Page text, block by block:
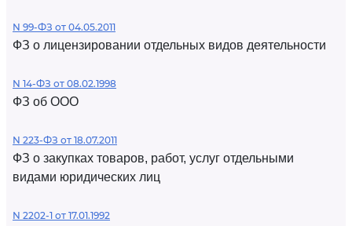
N 99-ФЗ от 04.05.2011
ФЗ о лицензировании отдельных видов деятельности
N 14-ФЗ от 08.02.1998
ФЗ об ООО
N 223-ФЗ от 18.07.2011
ФЗ о закупках товаров, работ, услуг отдельными
видами юридических лиц
N 2202-1 от 17.01.1992